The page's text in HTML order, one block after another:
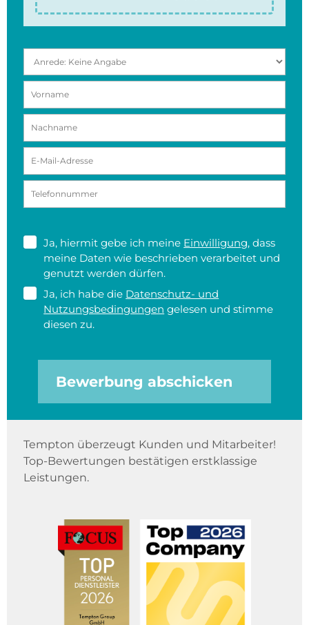
Ja, hiermit gebe ich meine Einwilligung, dass
meine Daten wie beschrieben verarbeitet und
genutzt werden dürfen.
Ja, ich habe die Datenschutz- und
Nutzungsbedingungen gelesen und stimme
diesen zu.
Bewerbung abschicken
Tempton überzeugt Kunden und Mitarbeiter!
Top-Bewertungen bestätigen erstklassige
Leistungen.